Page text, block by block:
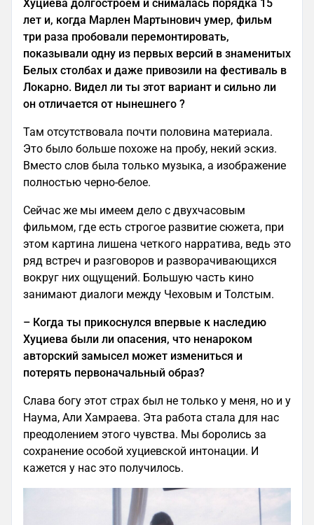
Хуциева долгостроем и снималась порядка 15
лет и, когда Марлен Мартынович умер, фильм
три раза пробовали перемонтировать,
показывали одну из первых версий в знаменитых
Белых столбах и даже привозили на фестиваль в
Локарно. Видел ли ты этот вариант и сильно ли
он отличается от нынешнего ?
Там отсутствовала почти половина материала.
Это было больше похоже на пробу, некий эскиз.
Вместо слов была только музыка, а изображение
полностью черно-белое.
Сейчас же мы имеем дело с двухчасовым
фильмом, где есть строгое развитие сюжета, при
этом картина лишена четкого нарратива, ведь это
ряд встреч и разговоров и разворачивающихся
вокруг них ощущений. Большую часть кино
занимают диалоги между Чеховым и Толстым.
– Когда ты прикоснулся впервые к наследию
Хуциева были ли опасения, что ненароком
авторский замысел может измениться и
потерять первоначальный образ?
Слава богу этот страх был не только у меня, но и у
Наума, Али Хамраева. Эта работа стала для нас
преодолением этого чувства. Мы боролись за
сохранение особой хуциевской интонации. И
кажется у нас это получилось.